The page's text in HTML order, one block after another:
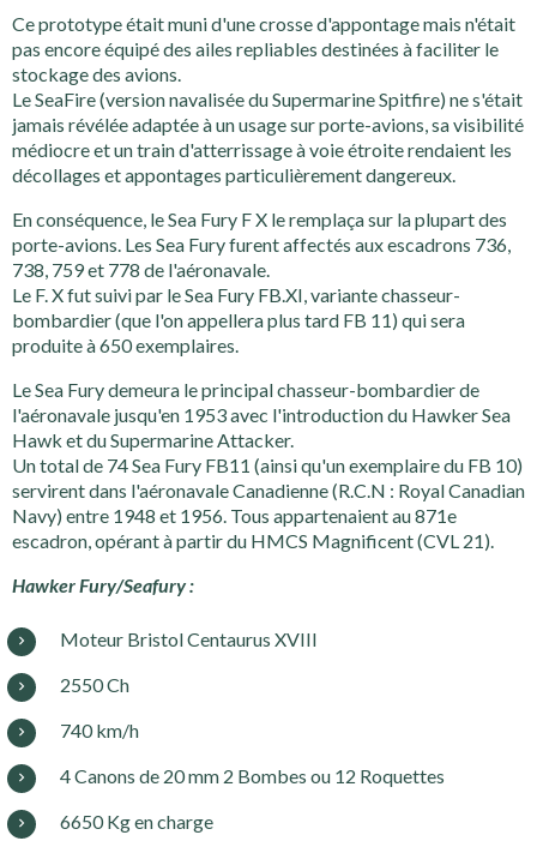
Ce prototype était muni d'une crosse d'appontage mais n'était
pas encore équipé des ailes repliables destinées à faciliter le
stockage des avions.
Le SeaFire (version navalisée du Supermarine Spitfire) ne s'était
jamais révélée adaptée à un usage sur porte-avions, sa visibilité
médiocre et un train d'atterrissage à voie étroite rendaient les
décollages et appontages particulièrement dangereux.
En conséquence, le Sea Fury F X le remplaça sur la plupart des
porte-avions. Les Sea Fury furent affectés aux escadrons 736,
738, 759 et 778 de l'aéronavale.
Le F. X fut suivi par le Sea Fury FB.XI, variante chasseur-
bombardier (que l'on appellera plus tard FB 11) qui sera
produite à 650 exemplaires.
Le Sea Fury demeura le principal chasseur-bombardier de
l'aéronavale jusqu'en 1953 avec l'introduction du Hawker Sea
Hawk et du Supermarine Attacker.
Un total de 74 Sea Fury FB11 (ainsi qu'un exemplaire du FB 10)
servirent dans l'aéronavale Canadienne (R.C.N : Royal Canadian
Navy) entre 1948 et 1956. Tous appartenaient au 871e
escadron, opérant à partir du HMCS Magnificent (CVL 21).
Hawker Fury/Seafury :
Moteur Bristol Centaurus XVIII
2550 Ch
740 km/h
4 Canons de 20 mm 2 Bombes ou 12 Roquettes
6650 Kg en charge